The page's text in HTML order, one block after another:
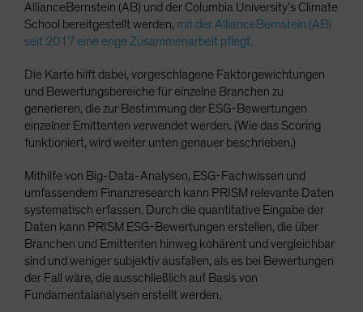
AllianceBernstein (AB) und der Columbia University’s Climate
School bereitgestellt werden, mit der AllianceBernstein (AB)
seit 2017 eine enge Zusammenarbeit pflegt.
Die Karte hilft dabei, vorgeschlagene Faktorgewichtungen
und Bewertungsbereiche für einzelne Branchen zu
generieren, die zur Bestimmung der ESG-Bewertungen
einzelner Emittenten verwendet werden. (Wie das Scoring
funktioniert, wird weiter unten genauer beschrieben.)
Mithilfe von Big-Data-Analysen, ESG-Fachwissen und
umfassendem Finanzresearch kann PRISM relevante Daten
systematisch erfassen. Durch die quantitative Eingabe der
Daten kann PRISM ESG-Bewertungen erstellen, die über
Branchen und Emittenten hinweg kohärent und vergleichbar
sind und weniger subjektiv ausfallen, als es bei Bewertungen
der Fall wäre, die ausschließlich auf Basis von
Fundamentalanalysen erstellt werden.